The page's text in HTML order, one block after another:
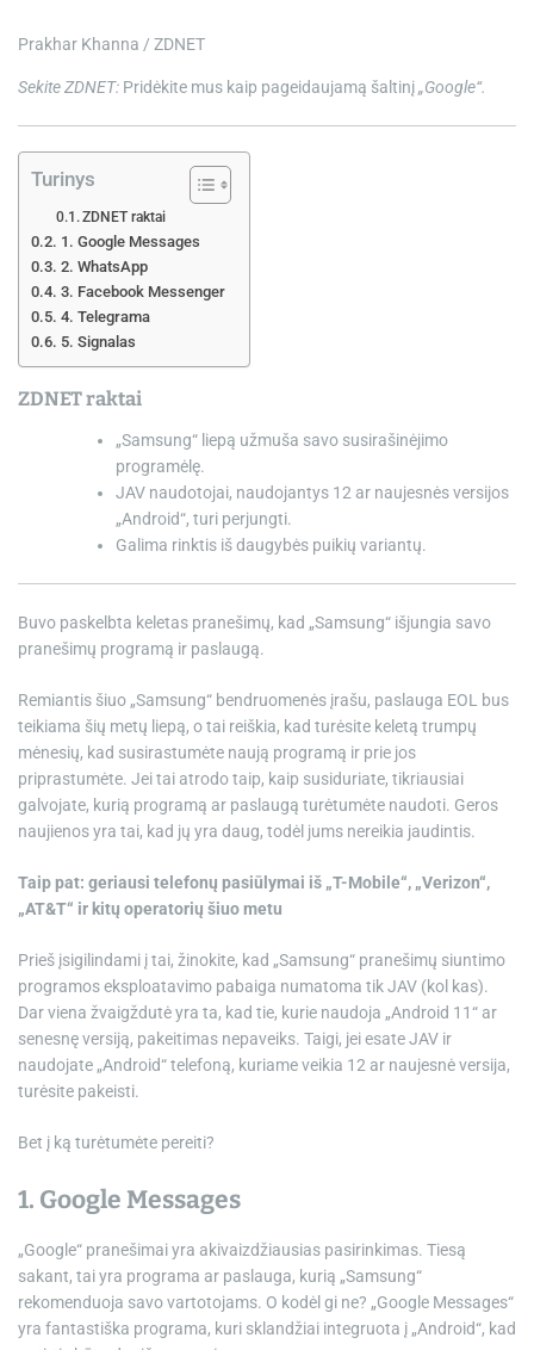
Prakhar Khanna / ZDNET
Sekite ZDNET: Pridėkite mus kaip pageidaujamą šaltinį„Google“.
Turinys
ZDNET raktai
1. Google Messages
2. WhatsApp
3. Facebook Messenger
4. Telegrama
5. Signalas
ZDNET raktai
„Samsung“ liepą užmuša savo susirašinėjimo
programėlę.
JAV naudotojai, naudojantys 12 ar naujesnės versijos
„Android“, turi perjungti.
Galima rinktis iš daugybės puikių variantų.
Buvo paskelbta keletas pranešimų, kad „Samsung“ išjungia savo
pranešimų programą ir paslaugą.
Remiantis šiuo „Samsung“ bendruomenės įrašu, paslauga EOL bus
teikiama šių metų liepą, o tai reiškia, kad turėsite keletą trumpų
mėnesių, kad susirastumėte naują programą ir prie jos
priprastumėte. Jei tai atrodo taip, kaip susiduriate, tikriausiai
galvojate, kurią programą ar paslaugą turėtumėte naudoti. Geros
naujienos yra tai, kad jų yra daug, todėl jums nereikia jaudintis.
Taip pat: geriausi telefonų pasiūlymai iš „T-Mobile“, „Verizon“,
„AT&T“ ir kitų operatorių šiuo metu
Prieš įsigilindami į tai, žinokite, kad „Samsung“ pranešimų siuntimo
programos eksploatavimo pabaiga numatoma tik JAV (kol kas).
Dar viena žvaigždutė yra ta, kad tie, kurie naudoja „Android 11“ ar
senesnę versiją, pakeitimas nepaveiks. Taigi, jei esate JAV ir
naudojate „Android“ telefoną, kuriame veikia 12 ar naujesnė versija,
turėsite pakeisti.
Bet į ką turėtumėte pereiti?
1. Google Messages
„Google“ pranešimai yra akivaizdžiausias pasirinkimas. Tiesą
sakant, tai yra programa ar paslauga, kurią „Samsung“
rekomenduoja savo vartotojams. O kodėl gi ne? „Google Messages“
yra fantastiška programa, kuri sklandžiai integruota į „Android“, kad